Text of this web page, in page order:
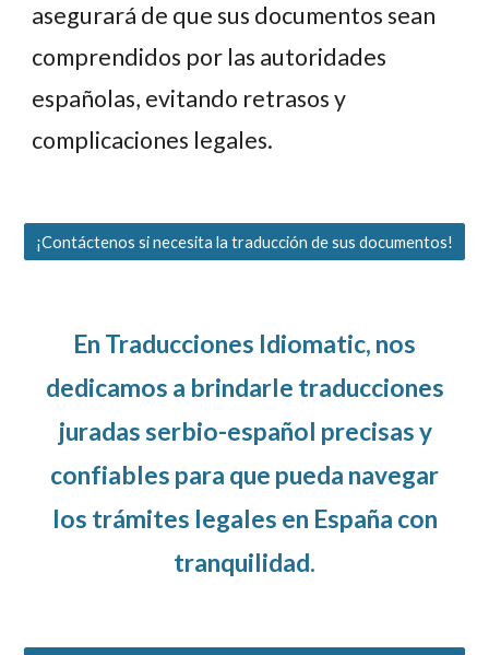
asegurará de que sus documentos sean
comprendidos por las autoridades
españolas, evitando retrasos y
complicaciones legales.
¡Contáctenos si necesita la traducción de sus documentos!
En Traducciones Idiomatic, nos
dedicamos a brindarle traducciones
juradas serbio-español precisas y
confiables para que pueda navegar
los trámites legales en España con
tranquilidad.